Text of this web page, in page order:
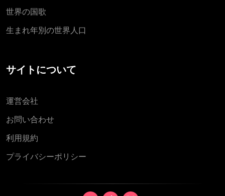
世界の国歌
生まれ年別の世界人口
サイトについて
運営会社
お問い合わせ
利用規約
プライバシーポリシー